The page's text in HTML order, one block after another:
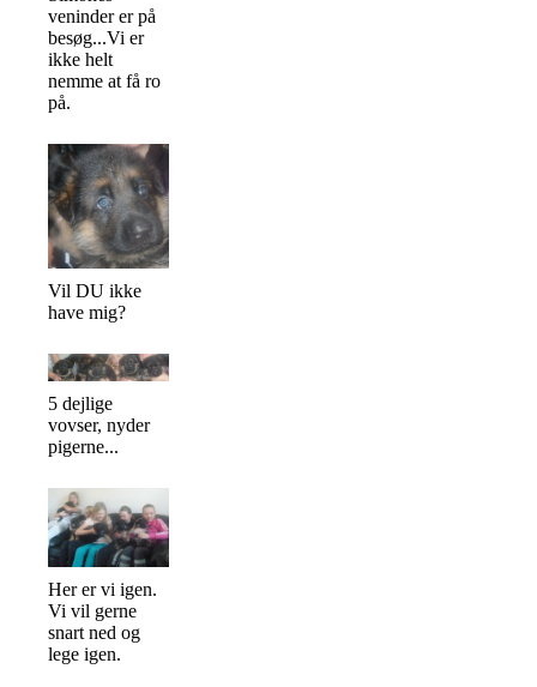
veninder er på
besøg...Vi er
ikke helt
nemme at få ro
på.
Vil DU ikke
have mig?
5 dejlige
vovser, nyder
pigerne...
Her er vi igen.
Vi vil gerne
snart ned og
lege igen.